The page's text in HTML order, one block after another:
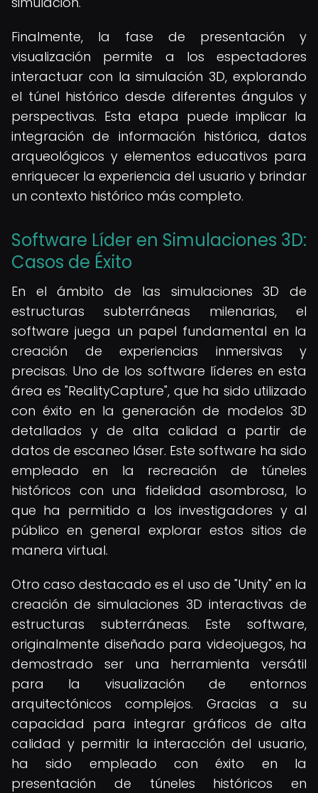
Finalmente, la fase de presentación y
visualización permite a los espectadores
interactuar con la simulación 3D, explorando
el túnel histórico desde diferentes ángulos y
perspectivas. Esta etapa puede implicar la
integración de información histórica, datos
arqueológicos y elementos educativos para
enriquecer la experiencia del usuario y brindar
un contexto histórico más completo.
Software Líder en Simulaciones 3D:
Casos de Éxito
En el ámbito de las simulaciones 3D de
estructuras subterráneas milenarias, el
software juega un papel fundamental en la
creación de experiencias inmersivas y
precisas. Uno de los software líderes en esta
área es "RealityCapture", que ha sido utilizado
con éxito en la generación de modelos 3D
detallados y de alta calidad a partir de
datos de escaneo láser. Este software ha sido
empleado en la recreación de túneles
históricos con una fidelidad asombrosa, lo
que ha permitido a los investigadores y al
público en general explorar estos sitios de
manera virtual.
Otro caso destacado es el uso de "Unity" en la
creación de simulaciones 3D interactivas de
estructuras subterráneas. Este software,
originalmente diseñado para videojuegos, ha
demostrado ser una herramienta versátil
para la visualización de entornos
arquitectónicos complejos. Gracias a su
capacidad para integrar gráficos de alta
calidad y permitir la interacción del usuario,
ha sido empleado con éxito en la
presentación de túneles históricos en